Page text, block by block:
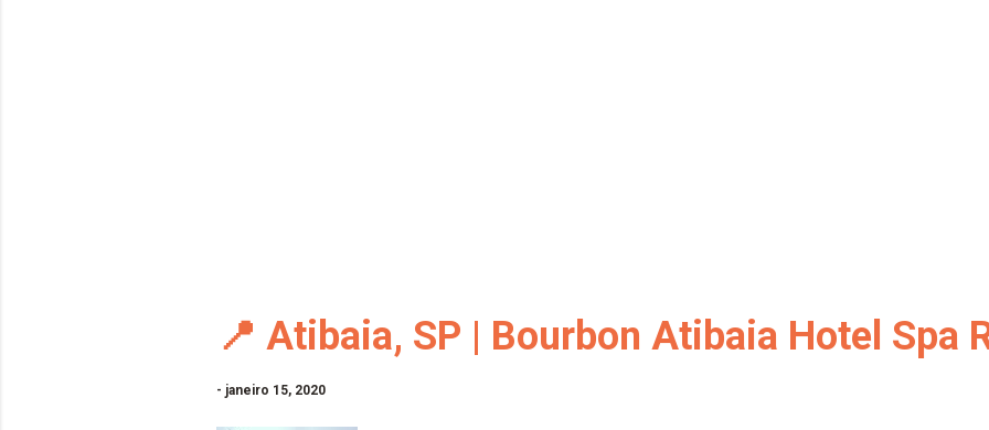
📍 Atibaia, SP | Bourbon Atibaia Hotel Spa
- janeiro 15, 2020